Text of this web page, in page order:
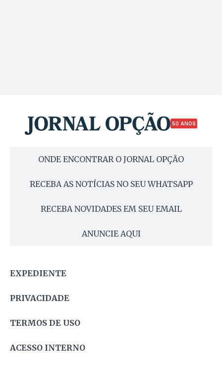
50 ANOS
ONDE ENCONTRAR O JORNAL OPÇÃO
RECEBA AS NOTÍCIAS NO SEU WHATSAPP
RECEBA NOVIDADES EM SEU EMAIL
ANUNCIE AQUI
EXPEDIENTE
PRIVACIDADE
TERMOS DE USO
ACESSO INTERNO